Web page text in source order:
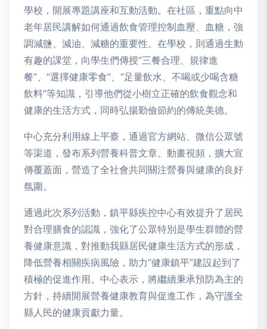
學校，開展專題講座和互動活動。在社區，重點向中
老年居民講解如何通過飲食管理控制血壓、血糖，強
調減鹽、減油、減糖的重要性。在學校，則通過生動
有趣的課堂，向學生們傳授“三餐合理、規律進
餐”、“選擇健康零食”、“足量飲水、不喝或少喝含糖
飲料”等知識，引導他們從小樹立正確的飲食觀念和
健康的生活方式，同時弘揚勤儉節約的傳統美德。
中心充分利用線上平臺，通過官方網站、微信公眾號
等渠道，發布系列營養科普文章、動畫視頻，擴大宣
傳覆蓋面，營造了全社會共同關注營養與健康的良好
氛圍。
通過此次系列活動，鎮平縣疾控中心有效提升了居民
對合理膳食的認識，強化了公眾特別是學生群體的營
養健康意識，對推動我縣居民健康生活方式的形成，
降低營養相關疾病風險，助力“健康鎮平”建設起到了
積極的促進作用。中心表示，將繼續秉承預防為主的
方針，持續開展營養健康教育與促進工作，為守護全
縣人民的健康貢獻力量。